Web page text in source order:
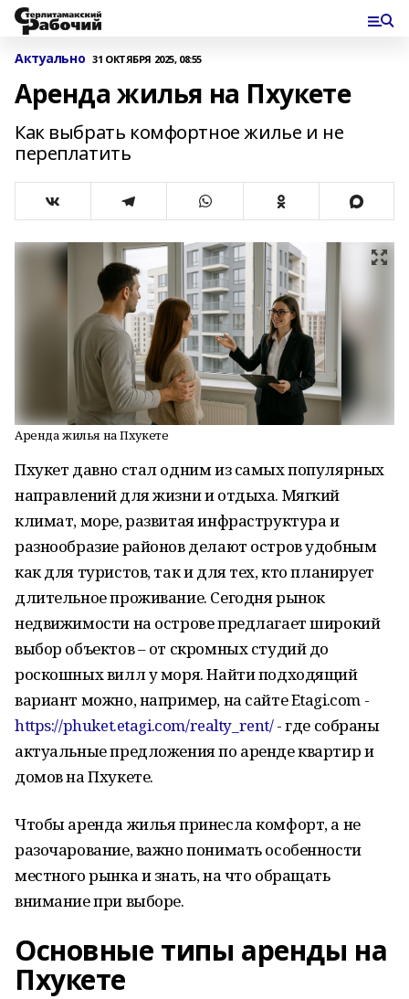
Актуально 31 ОКТЯБРЯ 2025, 08:55
Аренда жилья на Пхукете
Как выбрать комфортное жилье и не
переплатить
Аренда жилья на Пхукете
Пхукет давно стал одним из самых популярных
направлений для жизни и отдыха. Мягкий
климат, море, развитая инфраструктура и
разнообразие районов делают остров удобным
как для туристов, так и для тех, кто планирует
длительное проживание. Сегодня рынок
недвижимости на острове предлагает широкий
выбор объектов – от скромных студий до
роскошных вилл у моря. Найти подходящий
вариант можно, например, на сайте Etagi.com -
https://phuket.etagi.com/realty_rent/- где собраны
актуальные предложения по аренде квартир и
домов на Пхукете.
Чтобы аренда жилья принесла комфорт, а не
разочарование, важно понимать особенности
местного рынка и знать, на что обращать
внимание при выборе.
Основные типы аренды на
Пхукете